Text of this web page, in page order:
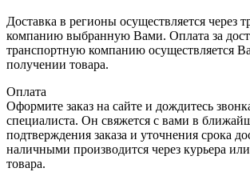
Доставка в регионы осуществляется через
компанию выбранную Вами. Оплата за
транспортную компанию осуществляется
получении товара.
Оплата
Оформите заказ на сайте и дождитесь
специалиста. Он свяжется с вами в
подтверждения заказа и уточнения срока
наличными производится через курьера
товара.